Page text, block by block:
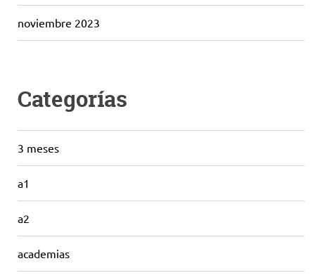
noviembre 2023
Categorías
3 meses
a1
a2
academias